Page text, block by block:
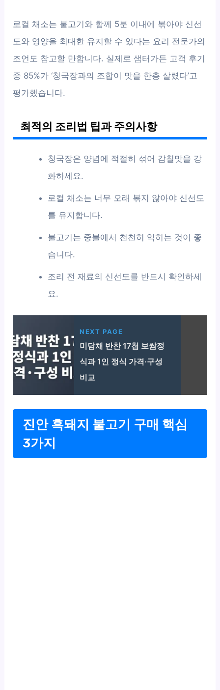
로컬 채소는 불고기와 함께 5분 이내에 볶아야 신선
도와 영양을 최대한 유지할 수 있다는 요리 전문가의
조언도 참고할 만합니다. 실제로 샘터가든 고객 후기
중 85%가 ‘청국장과의 조합이 맛을 한층 살렸다’고
평가했습니다.
최적의 조리법 팁과 주의사항
청국장은 양념에 적절히 섞어 감칠맛을 강
화하세요.
로컬 채소는 너무 오래 볶지 않아야 신선도
를 유지합니다.
불고기는 중불에서 천천히 익히는 것이 좋
습니다.
조리 전 재료의 신선도를 반드시 확인하세
요.
NEXT PAGE
미담채 반찬 17첩 보쌈정
식과 1인 정식 가격·구성
비교
진안 흑돼지 불고기 구매 핵심
3가지